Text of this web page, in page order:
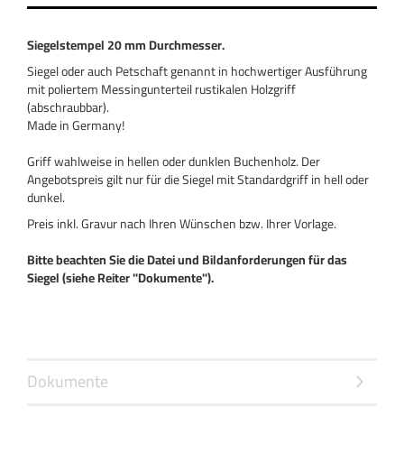
Siegelstempel 20 mm Durchmesser.
Siegel oder auch Petschaft genannt in hochwertiger Ausführung
mit poliertem Messingunterteil rustikalen Holzgriff
(abschraubbar).
Made in Germany!
Griff wahlweise in hellen oder dunklen Buchenholz. Der
Angebotspreis gilt nur für die Siegel mit Standardgriff in hell oder
dunkel.
Preis inkl. Gravur nach Ihren Wünschen bzw. Ihrer Vorlage.
Bitte beachten Sie die Datei und Bildanforderungen für das
Siegel (siehe Reiter "Dokumente").
Dokumente